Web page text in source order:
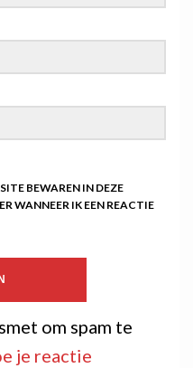
BEWAREN IN DEZE
WANNEER IK EEN REACTIE
om spam te
je reactie